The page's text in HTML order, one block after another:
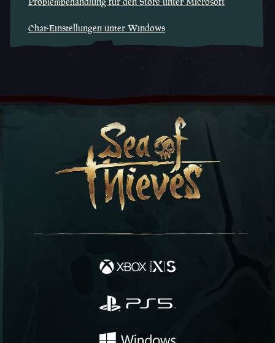
Chat-Einstellungen unter Windows